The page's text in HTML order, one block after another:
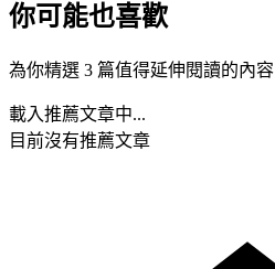
你可能也喜歡
為你精選 3 篇值得延伸閱讀的內容
載入推薦文章中...
目前沒有推薦文章